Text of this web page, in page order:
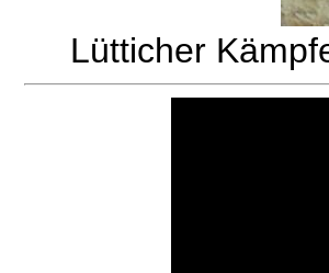
Lütticher